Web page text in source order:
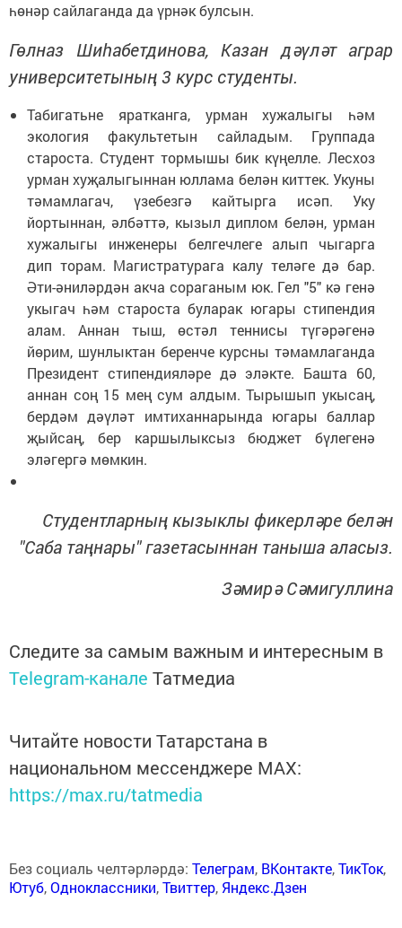
һөнәр сайлаганда да үрнәк булсын.
Гөлназ Шиһабетдинова, Казан дәүләт аграр
университетының 3 курс студенты.
Табигатьне яратканга, урман хужалыгы һәм
экология факультетын сайладым. Группада
староста. Студент тормышы бик күңелле. Лесхоз
урман хуҗалыгыннан юллама белән киттек. Укуны
тәмамлагач, үзебезгә кайтырга исәп. Уку
йортыннан, әлбәттә, кызыл диплом белән, урман
хужалыгы инженеры белгечлеге алып чыгарга
дип торам. Магистратурага калу теләге дә бар.
Әти-әниләрдән акча сораганым юк. Гел "5" кә генә
укыгач һәм староста буларак югары стипендия
алам. Аннан тыш, өстәл теннисы түгәрәгенә
йөрим, шунлыктан беренче курсны тәмамлаганда
Президент стипендияләре дә эләкте. Башта 60,
аннан соң 15 мең сум алдым. Тырышып укысаң,
бердәм дәүләт имтиханнарында югары баллар
җыйсаң, бер каршылыксыз бюджет бүлегенә
эләгергә мөмкин.
Студентларның кызыклы фикерләре белән
"Саба таңнары" газетасыннан таныша аласыз.
Зәмирә Сәмигуллина
Следите за самым важным и интересным в
Telegram-канале Татмедиа
Читайте новости Татарстана в
национальном мессенджере MАХ:
https://max.ru/tatmedia
Без социаль челтәрләрдә: Телеграм, ВКонтакте,ТикТок,
Ютуб,Одноклассники,Твиттер, Яндекс.Дзен